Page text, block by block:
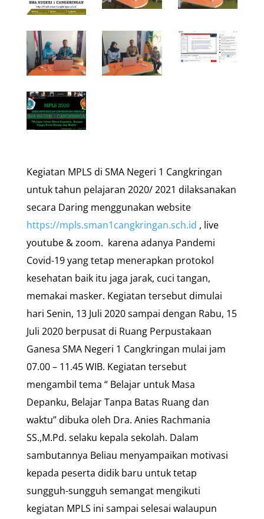
Kegiatan MPLS di SMA Negeri 1 Cangkringan
untuk tahun pelajaran 2020/ 2021 dilaksanakan
secara Daring menggunakan website
https://mpls.sman1cangkringan.sch.id , live
youtube & zoom. karena adanya Pandemi
Covid-19 yang tetap menerapkan protokol
kesehatan baik itu jaga jarak, cuci tangan,
memakai masker. Kegiatan tersebut dimulai
hari Senin, 13 Juli 2020 sampai dengan Rabu, 15
Juli 2020 berpusat di Ruang Perpustakaan
Ganesa SMA Negeri 1 Cangkringan mulai jam
07.00 – 11.45 WIB. Kegiatan tersebut
mengambil tema “ Belajar untuk Masa
Depanku, Belajar Tanpa Batas Ruang dan
waktu” dibuka oleh Dra. Anies Rachmania
SS.,M.Pd. selaku kepala sekolah. Dalam
sambutannya Beliau menyampaikan motivasi
kepada peserta didik baru untuk tetap
sungguh-sungguh semangat mengikuti
kegiatan MPLS ini sampai selesai walaupun